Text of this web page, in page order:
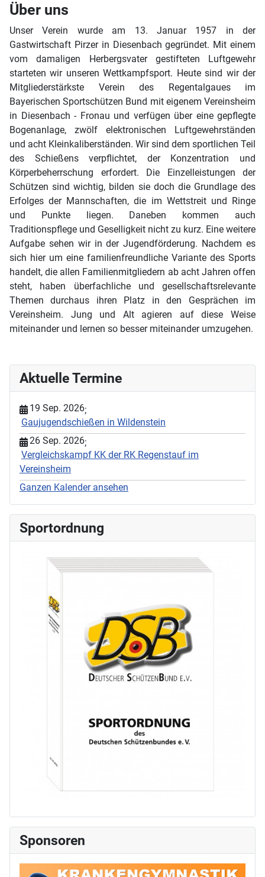
Über uns
Unser Verein wurde am 13. Januar 1957 in der
Gastwirtschaft Pirzer in Diesenbach gegründet. Mit einem
vom damaligen Herbergsvater gestifteten Luftgewehr
starteten wir unseren Wettkampfsport. Heute sind wir der
Mitgliederstärkste Verein des Regentalgaues im
Bayerischen Sportschützen Bund mit eigenem Vereinsheim
in Diesenbach - Fronau und verfügen über eine gepflegte
Bogenanlage, zwölf elektronischen Luftgewehrständen
und acht Kleinkaliberständen. Wir sind dem sportlichen Teil
des Schießens verpflichtet, der Konzentration und
Körperbeherrschung erfordert. Die Einzelleistungen der
Schützen sind wichtig, bilden sie doch die Grundlage des
Erfolges der Mannschaften, die im Wettstreit und Ringe
und Punkte liegen. Daneben kommen auch
Traditionspflege und Geselligkeit nicht zu kurz. Eine weitere
Aufgabe sehen wir in der Jugendförderung. Nachdem es
sich hier um eine familienfreundliche Variante des Sports
handelt, die allen Familienmitgliedern ab acht Jahren offen
steht, haben überfachliche und gesellschaftsrelevante
Themen durchaus ihren Platz in den Gesprächen im
Vereinsheim. Jung und Alt agieren auf diese Weise
miteinander und lernen so besser miteinander umzugehen.
Aktuelle Termine
19 Sep. 2026;
Gaujugendschießen in Wildenstein
26 Sep. 2026;
Vergleichskampf KK der RK Regenstauf im
Vereinsheim
Ganzen Kalender ansehen
Sportordnung
Sponsoren